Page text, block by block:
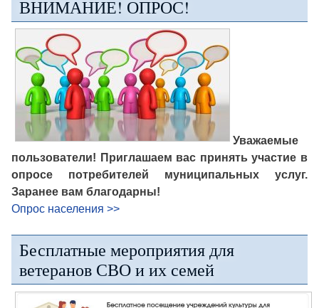
ВНИМАНИЕ! ОПРОС!
Уважаемые
пользователи! Приглашаем вас принять участие в
опросе потребителей муниципальных услуг.
Заранее вам благодарны!
Опрос населения >>
Бесплатные мероприятия для
ветеранов СВО и их семей